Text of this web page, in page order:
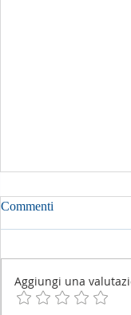
Commenti
Aggiungi una